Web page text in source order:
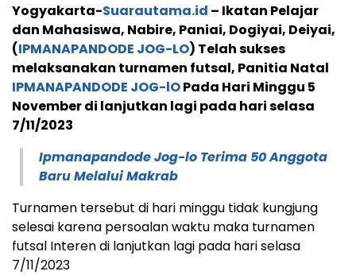
Yogyakarta-Suarautama.id – Ikatan Pelajar
dan Mahasiswa, Nabire, Paniai, Dogiyai, Deiyai,
(IPMANAPANDODE JOG-LO) Telah sukses
melaksanakan turnamen futsal, Panitia Natal
IPMANAPANDODE JOG-lOPada Hari Minggu 5
November di lanjutkan lagi pada hari selasa
7/11/2023
Ipmanapandode Jog-lo Terima 50 Anggota
Baru Melalui Makrab
Turnamen tersebut di hari minggu tidak kungjung
selesai karena persoalan waktu maka turnamen
futsal Interen di lanjutkan lagi pada hari selasa
7/11/2023